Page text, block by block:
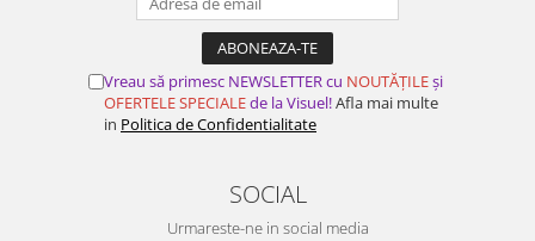
Vreau să primesc NEWSLETTER cu NOUTĂȚILEși
OFERTELE SPECIALEde la Visuel!Afla mai multe
in Politica de Confidentialitate
SOCIAL
Urmareste-ne in social media